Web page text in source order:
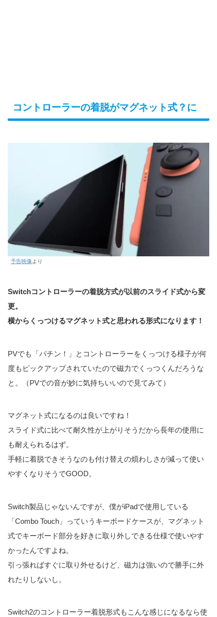
コントローラーの着脱がマグネット式？に
予告映像 より
Switchコントローラーの着脱方式が以前のスライド式から変
更。
横からくっつけるマグネット式と思われる形式になります！
PVでも「パチン！」とコントローラーをくっつける様子が何
度もピックアップされていたので磁力でくっつくんだろうな
と。（PVでの音が妙に気持ちいいので見てみて）
マグネット式になるのは良いですね！
スライド式に比べて耐久性が上がりそうだから長年の使用に
も耐えられるはず。
手軽に着脱できそうなのも付け替えの煩わしさが減って使い
やすくなりそうでGOOD。
Switch製品じゃないんですが、僕がiPadで使用している
「Combo Touch」っていうキーボードケースが、マグネット
式でキーボード部分を好きに取り外しできる仕様で使いやす
かったんですよね。
引っ張ればすぐに取り外せるけど、磁力は強いので勝手に外
れたりしないし。
Switch2のコントローラー着脱形式もこんな感じになるなら使